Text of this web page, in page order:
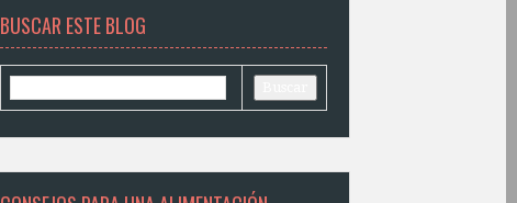
BUSCAR ESTE BLOG